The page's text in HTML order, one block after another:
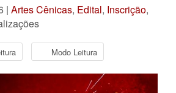
| Artes Cênicas, Edital, Inscrição,
Modo Leitura